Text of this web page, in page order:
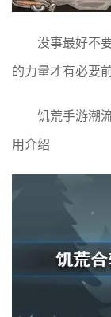
没事最好不
的力量才有必要
饥荒手游潮
用介绍